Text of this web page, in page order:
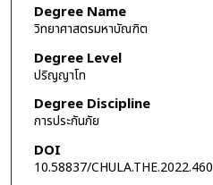
Degree Name
วิทยาศาสตรมหาบัณฑิต
Degree Level
ปริญญาโท
Degree Discipline
การประกันภัย
DOI
10.58837/CHULA.THE.2022.460